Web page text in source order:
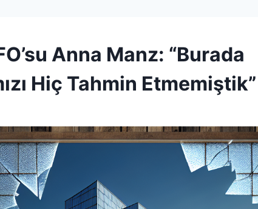
Anna Manz: “Burada
Hiç Tahmin Etmemiştik”